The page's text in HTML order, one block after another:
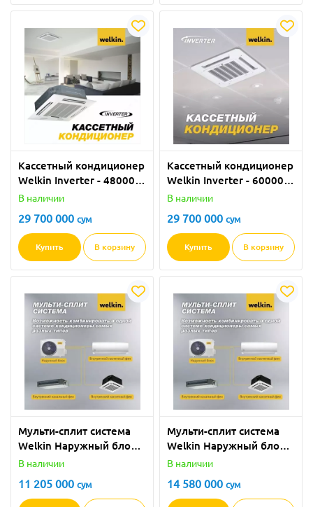
Кассетный кондиционер
Welkin Inverter - 48000
BTU
В наличии
29 700 000 сум
Купить В корзину
Кассетный кондиционер
Welkin Inverter - 60000
BTU
В наличии
29 700 000 сум
Купить В корзину
Мульти-сплит система
Welkin Наружный блок
W3-21k
В наличии
11 205 000 сум
Мульти-сплит система
Welkin Наружный блок
W4-28k
В наличии
14 580 000 сум